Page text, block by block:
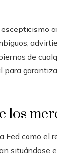
de
para
los
como el
situándose